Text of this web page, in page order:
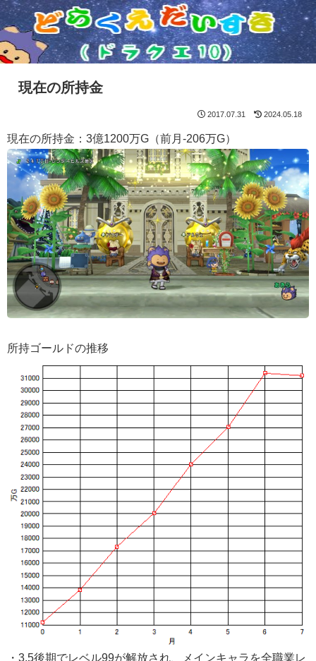
現在の所持金
2017.07.31 2024.05.18
現在の所持金：3億1200万G（前月-206万G）
所持ゴールドの推移
・3.5後期でレベル99が解放され、メインキャラを全職業レ